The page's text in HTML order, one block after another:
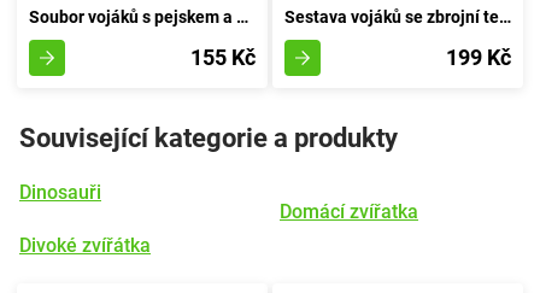
Soubor vojáků s pejskem a příslušenstvím
155 Kč
Sestava vojáků se zbrojní technikou + puška na šipky
199 Kč
Související kategorie a produkty
Dinosauři
Divoké zvířátka
Domácí zvířatka